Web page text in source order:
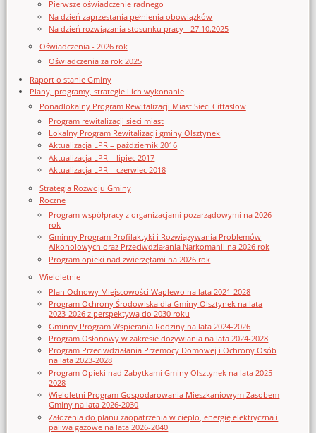
Pierwsze oświadczenie radnego
Na dzień zaprzestania pełnienia obowiązków
Na dzień rozwiązania stosunku pracy - 27.10.2025
Oświadczenia - 2026 rok
Oświadczenia za rok 2025
Raport o stanie Gminy
Plany, programy, strategie i ich wykonanie
Ponadlokalny Program Rewitalizacji Miast Sieci Cittaslow
Program rewitalizacji sieci miast
Lokalny Program Rewitalizacji gminy Olsztynek
Aktualizacja LPR – październik 2016
Aktualizacja LPR – lipiec 2017
Aktualizacja LPR – czerwiec 2018
Strategia Rozwoju Gminy
Roczne
Program współpracy z organizacjami pozarządowymi na 2026
rok
Gminny Program Profilaktyki i Rozwiązywania Problemów
Alkoholowych oraz Przeciwdziałania Narkomanii na 2026 rok
Program opieki nad zwierzętami na 2026 rok
Wieloletnie
Plan Odnowy Miejscowości Waplewo na lata 2021-2028
Program Ochrony Środowiska dla Gminy Olsztynek na lata
2023-2026 z perspektywą do 2030 roku
Gminny Program Wspierania Rodziny na lata 2024-2026
Program Osłonowy w zakresie dożywiania na lata 2024-2028
Program Przeciwdziałania Przemocy Domowej i Ochrony Osób
na lata 2023-2028
Program Opieki nad Zabytkami Gminy Olsztynek na lata 2025-
2028
Wieloletni Program Gospodarowania Mieszkaniowym Zasobem
Gminy na lata 2026-2030
Założenia do planu zaopatrzenia w ciepło, energię elektryczna i
paliwa gazowe na lata 2026-2040